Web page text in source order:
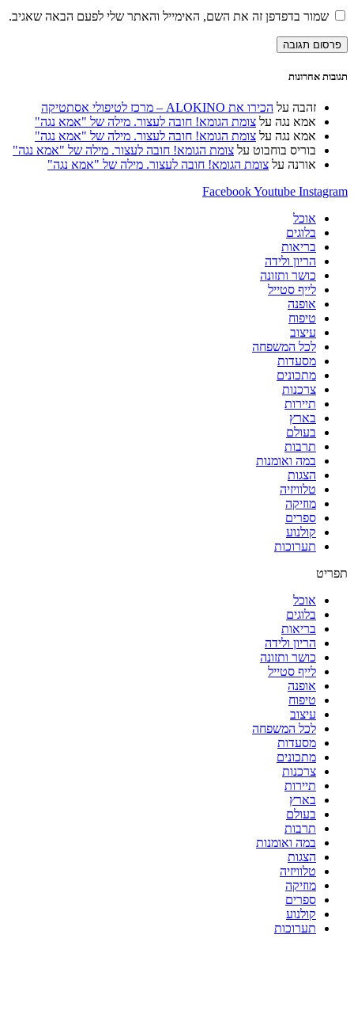
בדפדפן זה את השם, האימייל והאתר שלי לפעם הבאה שאגיב.
זהבהעלהכירו את ALOKINO – מרכז לטיפולי אסתטיקה
אמא נגהעל צומת הגומא! חובה לעצור. מילה של "אמא נגה"
אמא נגהעל צומת הגומא! חובה לעצור. מילה של "אמא נגה"
בוריס בוחבוט עלצומת הגומא! חובה לעצור. מילה של "אמא נגה"
אורנה
עלצומת הגומא! חובה לעצור. מילה של "אמא נגה"
FacebookYoutube
אוכל
בלוגים
בריאות
הריון ולידה
כושר ותזונה
לייף סטייל
אופנה
טיפוח
עיצוב
לכל המשפחה
מסעדות
מתכונים
צרכנות
תיירות
בארץ
בעולם
תרבות
במה ואומנות
הצגות
טלוויזיה
מוזיקה
ספרים
קולנוע
תערוכות
אוכל
בלוגים
בריאות
הריון ולידה
כושר ותזונה
לייף סטייל
אופנה
טיפוח
עיצוב
לכל המשפחה
מסעדות
מתכונים
צרכנות
תיירות
בארץ
בעולם
תרבות
במה ואומנות
הצגות
טלוויזיה
מוזיקה
ספרים
קולנוע
תערוכות